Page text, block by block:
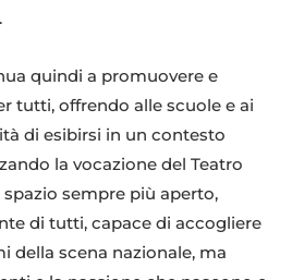
quindi a promuovere e
tutti, offrendo alle scuole e ai
di esibirsi in un contesto
la vocazione del Teatro
sempre più aperto,
di tutti, capace di accogliere
della scena nazionale, ma